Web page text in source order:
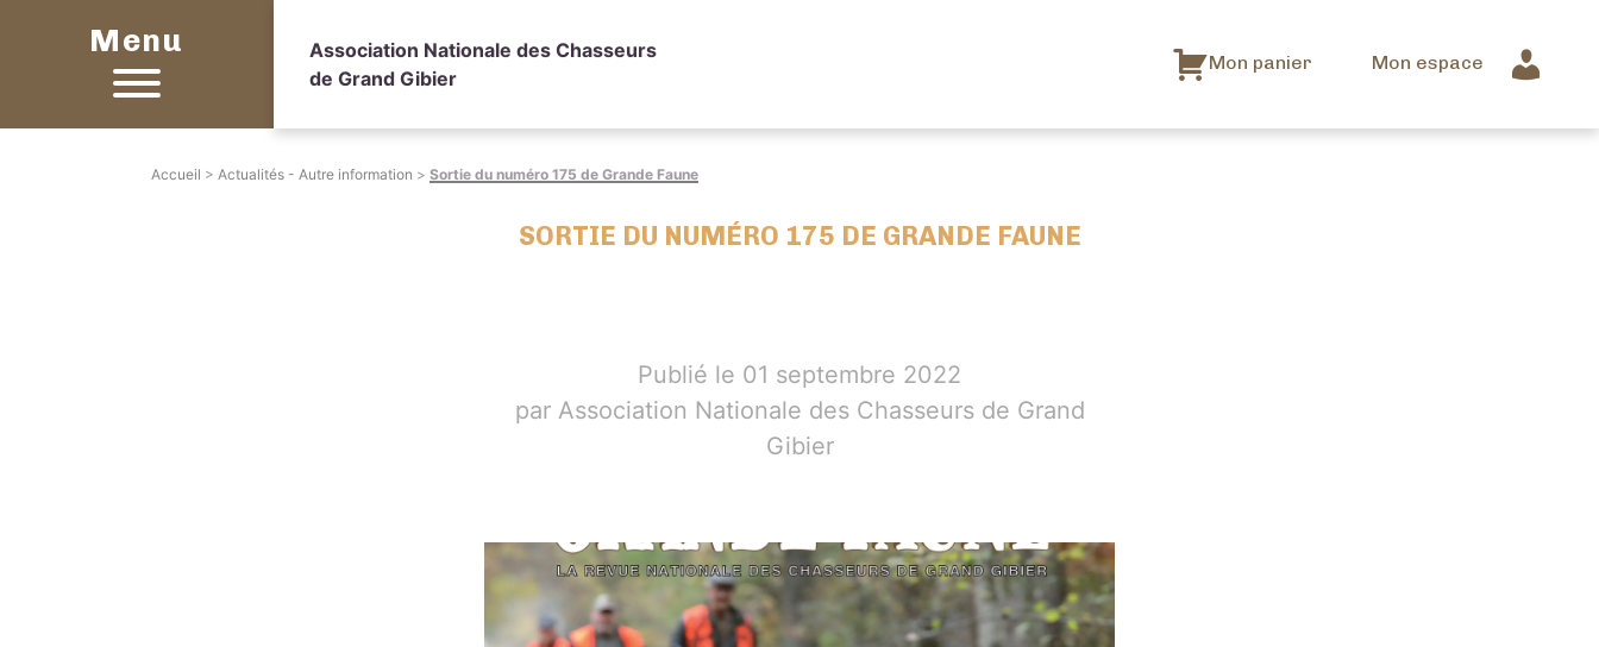
Menu
Association Nationale des Chasseurs
de Grand Gibier
Mon panier Mon espace
Accueil > Actualités - Autre information > Sortie du numéro 175 de Grande Faune
SORTIE DU NUMÉRO 175 DE GRANDE FAUNE
Publié le 01 septembre 2022
par Association Nationale des Chasseurs de Grand
Gibier